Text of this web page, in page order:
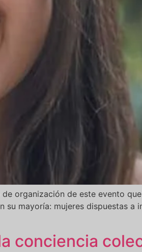
organización de este evento
mayoría: mujeres dispuestas a
conciencia